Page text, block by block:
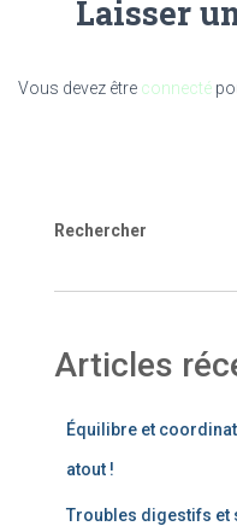
Laisser
Vous devez être connecté
Rechercher
Articles
Équilibre et
atout !
Troubles digestifs et